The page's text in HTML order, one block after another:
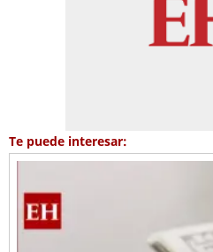
Te puede interesar: